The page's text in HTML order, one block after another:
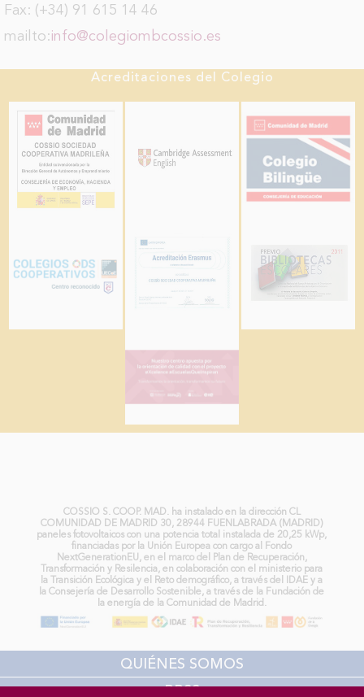
Fax: (+34) 91 615 14 46
mailto:info@colegiombcossio.es
Acreditaciones del Colegio
COSSIO S. COOP. MAD. ha instalado en la dirección CL
COMUNIDAD DE MADRID 30, 28944 FUENLABRADA (MADRID)
paneles fotovoltaicos con una potencia total instalada de 20,25 kWp,
financiadas por la Unión Europea con cargo al Fondo
NextGenerationEU, en el marco del Plan de Recuperación,
Transformación y Resilencia, en colaboración con el ministerio para
la Transición Ecológica y el Reto demográfico, a través del IDAE y a
la Consejería de Desarrollo Sostenible, a través de la Fundación de
la energía de la Comunidad de Madrid.
QUIÉNES SOMOS
RRSS